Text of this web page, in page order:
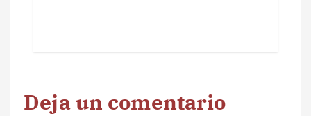
Deja un comentario